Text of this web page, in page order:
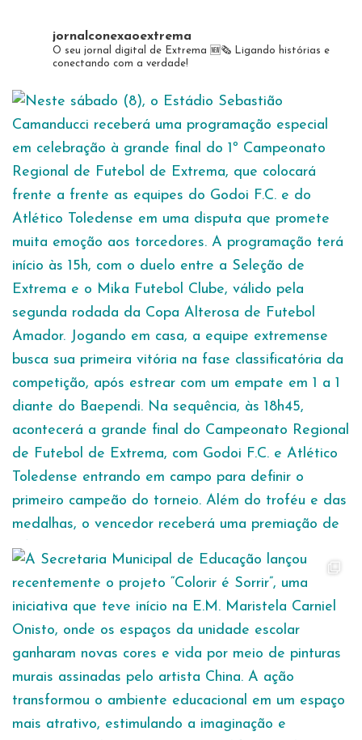
jornalconexaoextrema
O seu jornal digital de Extrema 🆕️🗞 Ligando histórias e
conectando com a verdade!